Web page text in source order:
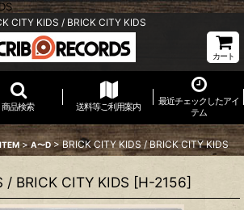
CITY KIDS / BRICK CITY KIDS
カート
商品検索 送料等ご利用案内
最近チェックしたアイ
テム
> A〜D > BRICK CITY KIDS / BRICK CITY KIDS
/ BRICK CITY KIDS [H-2156]